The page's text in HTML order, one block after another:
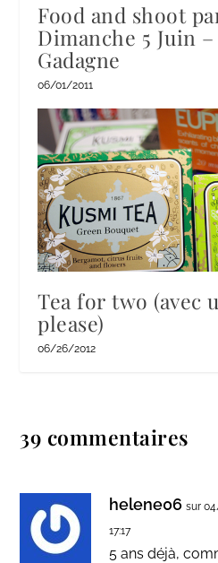
Food and shoot
Dimanche 5 Juin
Gadagne
06/01/2011
Tea for two (avec
please)
06/26/2012
39 commentaires
helene06 sur
17:17
5 ans déjà,